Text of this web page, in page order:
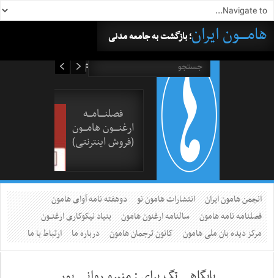
هامــــون ایران؛ بازگشت به جامعه مدنی
فصلنــــامـــه
ارغنــــون هامـــون
(فروش اینترنتی)
انجمن هامون ایران انتشارات هامون نو
دوهفته نامه آوای هامون
فصلنامه نامه هامون
سالنامه ارغنون هامون
بنیاد نیکوکاری ارغنــون
مرکز دیده بان ملی هامون
کانون ترجمان هامون درباره ما ارتباط با ما